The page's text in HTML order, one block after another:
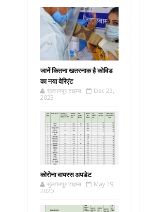
जानें कितना खतरनाक है कोविड
का नया वेरिएंट
सुल्तानपुर टाइम्स
Dec 23,
2023
कोरोना वायरस अपडेट
सुल्तानपुर टाइम्स
May 19,
2020